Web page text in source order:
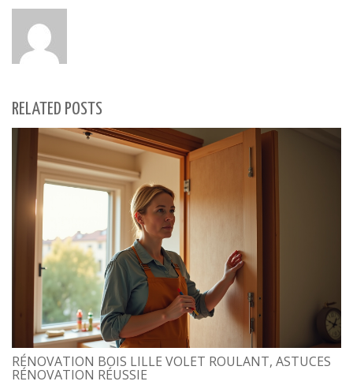
RELATED POSTS
RÉNOVATION BOIS LILLE VOLET ROULANT, ASTUCES
RÉNOVATION RÉUSSIE